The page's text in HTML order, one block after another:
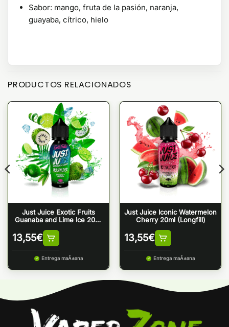
Sabor: mango, fruta de la pasión, naranja,
guayaba, cítrico, hielo
PRODUCTOS RELACIONADOS
Just Juice Exotic Fruits
Guanaba and Lime Ice 20ml
13,55€
Entrega maÃ±ana
Just Juice Iconic Watermelon
Cherry 20ml (Longfill)
13,55€
Entrega maÃ±ana